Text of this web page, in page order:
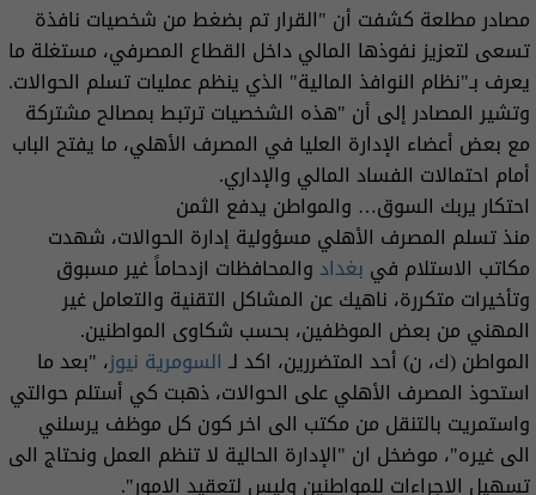
مصادر مطلعة كشفت أن "القرار تم بضغط من شخصيات نافذة
تسعى لتعزيز نفوذها المالي داخل القطاع المصرفي، مستغلة ما
يعرف بـ"نظام النوافذ المالية" الذي ينظم عمليات تسلم الحوالات.
وتشير المصادر إلى أن "هذه الشخصيات ترتبط بمصالح مشتركة
مع بعض أعضاء الإدارة العليا في المصرف الأهلي، ما يفتح الباب
أمام احتمالات الفساد المالي والإداري.
احتكار يربك السوق… والمواطن يدفع الثمن
منذ تسلم المصرف الأهلي مسؤولية إدارة الحوالات، شهدت
مكاتب الاستلام في بغدادوالمحافظات ازدحاماً غير مسبوق
وتأخيرات متكررة، ناهيك عن المشاكل التقنية والتعامل غير
المهني من بعض الموظفين، بحسب شكاوى المواطنين.
المواطن (ك، ن) أحد المتضررين، اكد لـ السومرية نيوز، "بعد ما
استحوذ المصرف الأهلي على الحوالات، ذهبت كي أستلم حوالتي
واستمريت بالتنقل من مكتب الى اخر كون كل موظف يرسلني
الى غيره"، موضخل ان "الإدارة الحالية لا تنظم العمل ونحتاج الى
تسهيل الاجراءات للمواطنين وليس لتعقيد الامور".